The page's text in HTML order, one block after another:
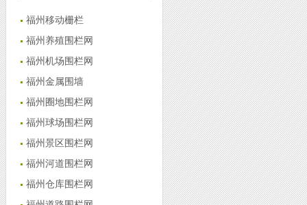
福州移动栅栏
福州养殖围栏网
福州机场围栏网
福州金属围墙
福州圈地围栏网
福州球场围栏网
福州景区围栏网
福州河道围栏网
福州仓库围栏网